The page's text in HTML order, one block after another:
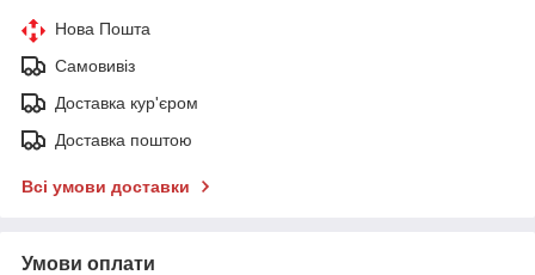
Нова Пошта
Самовивіз
Доставка кур'єром
Доставка поштою
Всі умови доставки
Умови оплати